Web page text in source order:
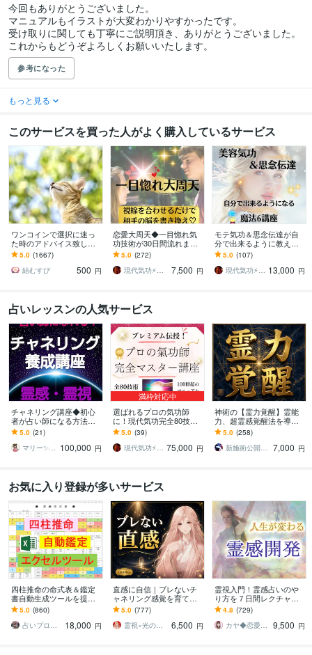
今回もありがとうございました。
マニュアルもイラストが大変わかりやすかったです。
受け取りに関しても丁寧にご説明頂き、ありがとうございました。
これからもどうぞよろしくお願いいたします。
参考になった
もっと見る
このサービスを買った人がよく購入しているサービス
ワンコインで選択に迷っ
た時のアドバイス致しま
す どちらを選べば良いか
迷った時の道しるべとな
れますように!
5.0 (1667)
結むすび
500 円
恋愛大周天◆一目惚れ気
功技術が30日間流れます
視線を合わせるだけで一
目惚れさせる気功が30日
間流れる技術♡
5.0 (272)
現代気功⚡神念伝達師＠SHANTY巫香
7,500 円
モテ気功＆思念伝達が自
分で出来るように教えま
す 美しさも恋愛も♡理想
の未来を引き寄せる魔法6
講座
5.0 (107)
現代気功⚡神念伝達師＠SHANTY巫香 13,000 円
占いレッスンの人気サービス
チャネリング講座◆初心
者が占い師になる方法教
えます エネルギー伝授◆
すぐに占い師としてデビ
ューできます☆ミ
5.0 (21)
マリー✨霊感霊視占い✨気持ち、復縁、複雑 100,000 円
満枠対応中
選ばれるプロの気功師
に！現代気功完全80技講
座ます 情報空間を書き換
えて気功の本質までわか
る100冊超のテキスト
5.0 (39)
現代気功⚡神念伝達師＠SHANTY巫香 75,000 円
神術の【霊力覚醒】霊能
力、超霊感覚醒法を導き
ます 霊能力や霊感を求め
る方へ『霊的奥義伝承
者』が霊能力伝授します
5.0 (258)
新施術公開→≪相手意識強制変化≫◆星桜龍
7,000 円
お気に入り登録が多いサービス
四柱推命の命式表＆鑑定
書自動生成ツールを提供
します 複数の流派に対応
し、大三合会局、天剋地
冲等も自動表示します
5.0 (860)
占いプログラマDeguchi
18,000 円
直感に自信｜ブレないチ
ャネリング感覚を育てま
す ✨“誰かに確認する”を卒
業しませんか？
5.0 (777)
霊視×光の柱 カルマ先生
6,500 円
霊視入門！霊感占いのや
り方を７日間レクチャー
します 初心者OK♡副業占
い師への道を開くサポー
トをします
4.8 (729)
カヤ◆恋愛占いカウンセラー
9,500 円